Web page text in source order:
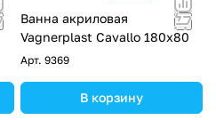
Ванна акриловая
Vagnerplast Cavallo 180х80
Арт. 9369
В корзину